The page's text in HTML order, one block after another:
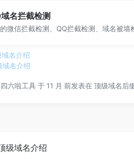
名拦截检测
域名介绍
域名介绍
四六啦工具 于 11 月 前发表在 顶级域名后
级域名介绍